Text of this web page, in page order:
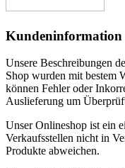
Kundeninformation
Unsere Beschreibungen
Shop wurden mit bestem
können Fehler oder
Auslieferung um
Unser Onlineshop ist ein
Verkaufsstellen nicht in
Produkte abweichen.